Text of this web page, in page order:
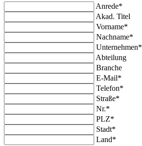
Anrede*
Akad. Titel
Vorname*
Nachname*
Unternehmen*
Abteilung
Branche
E-Mail*
Telefon*
Straße*
Nr.*
PLZ*
Stadt*
Land*